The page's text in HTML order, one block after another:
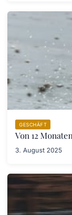
GESCHÄFT
Von 12
3. August 2025